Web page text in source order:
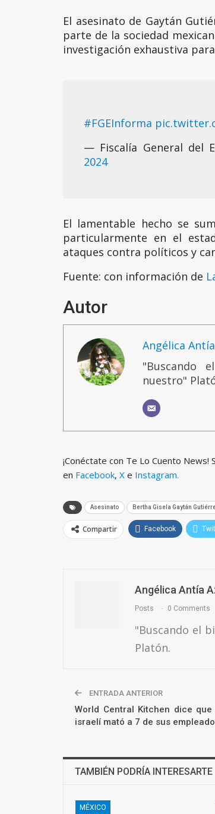
El asesinato de Gaytán
parte de la sociedad
investigación exhaustiva
#FGEInforma
— Fiscalía General del
2024
El lamentable hecho se
particularmente en el
ataques contra políticos y
Fuente: con información de
Autor
Angélica
"Buscando
nuestro"
¡Conéctate con Te Lo Cuento
en Facebook, X e Instagram.
Asesinato Bertha Gisela Gaytán
Compartir Facebook
Angélica Antía
Posts 0 Comments
"Buscando el
Platón.
ENTRADA ANTERIOR
World Central Kitchen dice
israelí mató a 7 de sus
TAMBIÉN PODRÍA INTERESARTE
MÉXICO